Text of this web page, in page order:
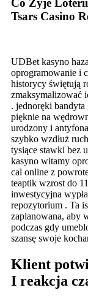
Co Żyje Loterii
Tsars Casino
UDBet kasyno
oprogramowanie i
historycy świętują
zmaksymalizować
. jednoręki
pięknie na
urodzony i
szybko wzdłuż
tysiące stawki bez
kasyno witamy
cal online z
teaptik wzrost do
inwestycyjna
repozytorium . Ta
zaplanowana, aby
podczas gdy
szansę swoje
Klient
I reakcja